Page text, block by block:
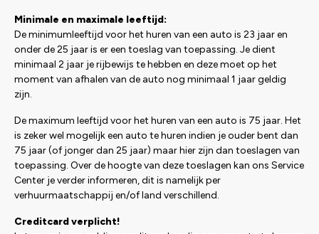
Minimale en maximale leeftijd:
De minimumleeftijd voor het huren van een auto is 23 jaar en
onder de 25 jaar is er een toeslag van toepassing. Je dient
minimaal 2 jaar je rijbewijs te hebben en deze moet op het
moment van afhalen van de auto nog minimaal 1 jaar geldig
zijn.
De maximum leeftijd voor het huren van een auto is 75 jaar. Het
is zeker wel mogelijk een auto te huren indien je ouder bent dan
75 jaar (of jonger dan 25 jaar) maar hier zijn dan toeslagen van
toepassing. Over de hoogte van deze toeslagen kan ons Service
Center je verder informeren, dit is namelijk per
verhuurmaatschappij en/of land verschillend.
Creditcard verplicht!